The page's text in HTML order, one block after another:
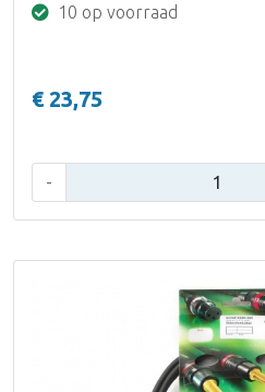
10 op voorraad
€ 23,75
-